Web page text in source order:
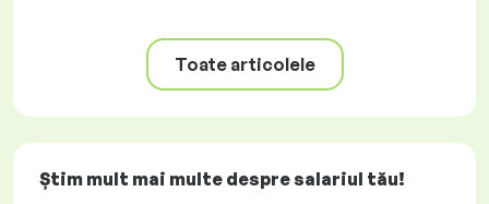
Toate articolele
Știm mult mai multe despre salariul tău!